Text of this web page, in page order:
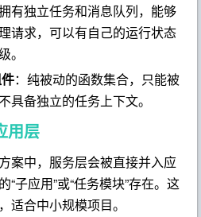
有独立任务和消息队列，能够
请求，可以有自己的运行状态
。
：纯被动的函数集合，只能被
具备独立的任务上下文。
用层
案中，服务层会被直接并入应
“子应用”或“任务模块”存在。这
适合中小规模项目。